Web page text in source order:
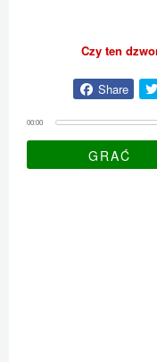
Czy ten
Share
00:00
GRAĆ